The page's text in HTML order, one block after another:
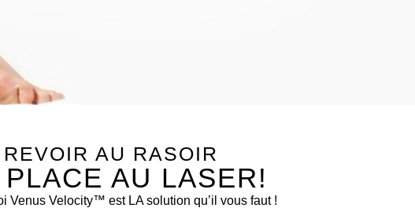
AU RASOIR
AU LASER!
Venus Velocity™ est LA solution qu’il vous faut !